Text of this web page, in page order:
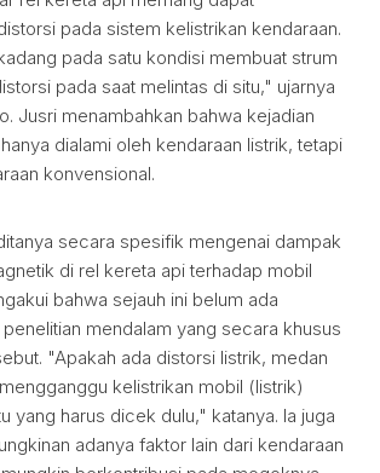
pada sistem kelistrikan kendaraan.
pada satu kondisi membuat strum
pada saat melintas di situ," ujarnya
Jusri menambahkan bahwa kejadian
dialami oleh kendaraan listrik, tetapi
konvensional.
secara spesifik mengenai dampak
di rel kereta api terhadap mobil
bahwa sejauh ini belum ada
mendalam yang secara khusus
"Apakah ada distorsi listrik, medan
kelistrikan mobil (listrik)
yang harus dicek dulu," katanya. Ia juga
adanya faktor lain dari kendaraan